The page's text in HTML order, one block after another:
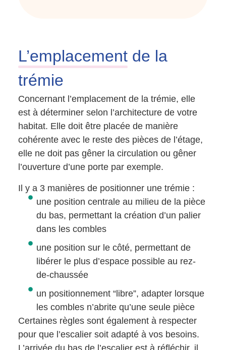
L’emplacement de la
trémie
Concernant l’emplacement de la trémie, elle
est à déterminer selon l’architecture de votre
habitat. Elle doit être placée de manière
cohérente avec le reste des pièces de l’étage,
elle ne doit pas gêner la circulation ou gêner
l’ouverture d’une porte par exemple.
Il y a 3 manières de positionner une trémie :
une position centrale au milieu de la pièce
du bas, permettant la création d’un palier
dans les combles
une position sur le côté, permettant de
libérer le plus d’espace possible au rez-
de-chaussée
un positionnement “libre”, adapter lorsque
les combles n’abrite qu’une seule pièce
Certaines règles sont également à respecter
pour que l’escalier soit adapté à vos besoins.
L’arrivée du bas de l’escalier est à réfléchir, il